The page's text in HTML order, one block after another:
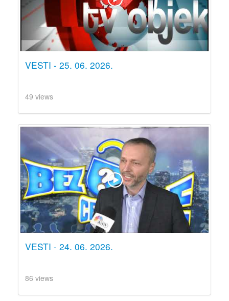
VESTI - 25. 06. 2026.
49 views
VESTI - 24. 06. 2026.
86 views